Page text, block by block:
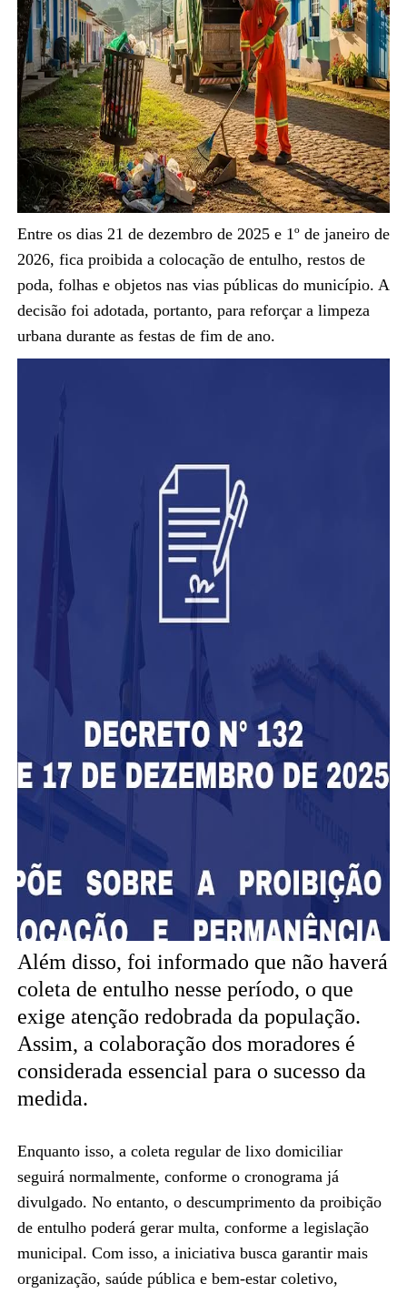
Entre os dias 21 de dezembro de 2025 e 1º de janeiro de
2026, fica proibida a colocação de entulho, restos de
poda, folhas e objetos nas vias públicas do município. A
decisão foi adotada, portanto, para reforçar a limpeza
urbana durante as festas de fim de ano.
Além disso, foi informado que não haverá
coleta de entulho nesse período, o que
exige atenção redobrada da população.
Assim, a colaboração dos moradores é
considerada essencial para o sucesso da
medida.
Enquanto isso, a coleta regular de lixo domiciliar
seguirá normalmente, conforme o cronograma já
divulgado. No entanto, o descumprimento da proibição
de entulho poderá gerar multa, conforme a legislação
municipal. Com isso, a iniciativa busca garantir mais
organização, saúde pública e bem-estar coletivo,